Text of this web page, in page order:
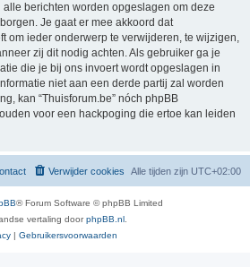
berichten worden opgeslagen om deze
Je gaat er mee akkoord dat
om ieder onderwerp te verwijderen, te wijzigen,
zij dit nodig achten. Als gebruiker ga je
die je bij ons invoert wordt opgeslagen in
niet aan een derde partij zal worden
kan “Thuisforum.be” nóch phpBB
voor een hackpoging die ertoe kan leiden
Alle tijden zijn UTC+02:00
Verwijder cookies
® Forum Software © phpBB Limited
vertaling doorphpBB.nl
| Gebruikersvoorwaarden